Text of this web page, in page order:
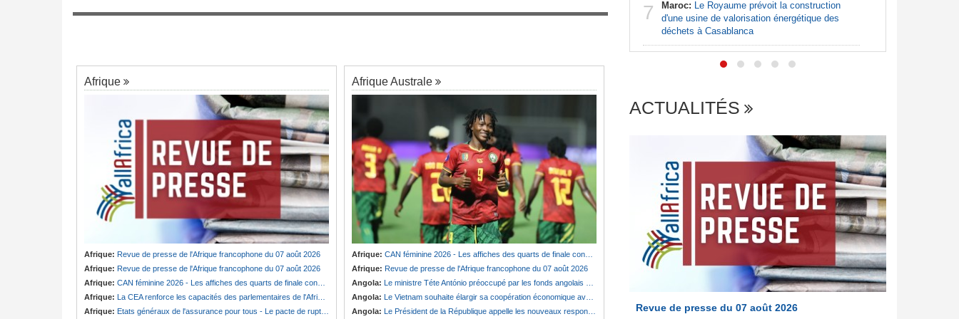
Afrique
Afrique: Revue de presse de l'Afrique francophone du 07 août 2026
Afrique: Revue de presse de l'Afrique francophone du 07 août 2026
Afrique: CAN féminine 2026 - Les affiches des quarts de finale connues
Afrique: La CEA renforce les capacités des parlementaires de l'Afrique de l'Est
Afrique: Etats généraux de l'assurance pour tous - Le pacte de rupture
Afrique Australe
Afrique: CAN féminine 2026 - Les affiches des quarts de finale connues
Afrique: Revue de presse de l'Afrique francophone du 07 août 2026
Angola: Le ministre Téte António préoccupé par les fonds angolais bloqués en Suisse
Angola: Le Vietnam souhaite élargir sa coopération économique avec le pays
Angola: Le Président de la République appelle les nouveaux responsables à renforcer l'action de l'Exécutif
7
un grave accident de la route
Afrique:Revue de presse de l'Afrique
7 Maroc: Le Royaume prévoit la construction
d'une usine de valorisation énergétique des
déchets à Casablanca
ACTUALITÉS
Revue de presse du 07 août 2026